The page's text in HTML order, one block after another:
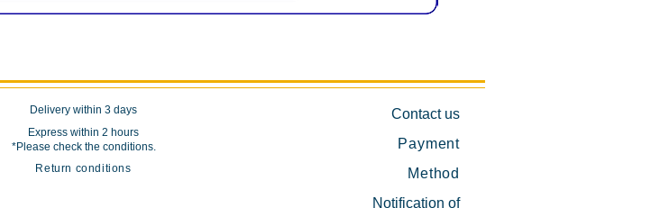
Delivery within 3 days
Express within 2 hours
*Please check the conditions.
Return conditions
Contact us
Payment
Method
Notification of